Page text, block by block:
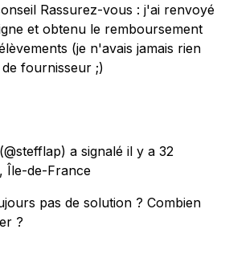
Rassurez-vous : j'ai renvoyé
et obtenu le remboursement
(je n'avais jamais rien
fournisseur ;)
(@stefflap) a signalé il y a 32
Île-de-France
pas de solution ? Combien
?